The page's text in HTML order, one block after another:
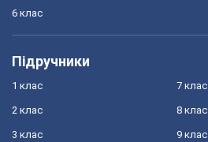
6 клас
Підручники
1 клас
2 клас
3 клас
7 клас
8 клас
9 клас